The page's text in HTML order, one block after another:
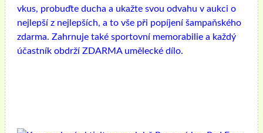
vkus, probuďte ducha a ukažte svou odvahu v aukci o
nejlepší z nejlepších, a to vše při popíjení šampaňského
zdarma. Zahrnuje také sportovní memorabilie a každý
účastník obdrží ZDARMA umělecké dílo.